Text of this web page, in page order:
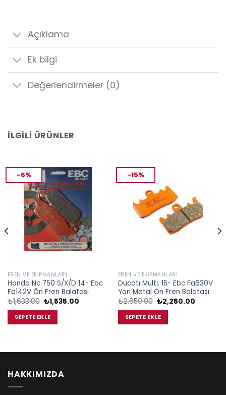
Açıklama
Ek bilgi
Değerlendirmeler (0)
İLGILI ÜRÜNLER
-6%
FREN VE EKIPMANLARI
Honda Nc 750 S/X/D 14- Ebc
Fa142V Ön Fren Balatası
₺1,633.00 Orijinal
fiyat:
₺1,633.00.
₺1,535.00Şu
SEPETE EKLE
-15%
FREN VE EKIPMANLARI
Ducatı Multı. 15- Ebc Fa630V
Yarı Metal Ön Fren Balatası
₺2,650.00 Orijinal
fiyat:
₺2,650.00.
₺2,250.00Şu
SEPETE EKLE
HAKKIMIZDA